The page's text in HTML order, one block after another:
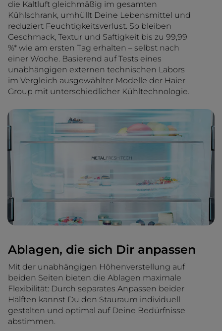
die Kaltluft gleichmäßig im gesamten
Kühlschrank, umhüllt Deine Lebensmittel und
reduziert Feuchtigkeitsverlust. So bleiben
Geschmack, Textur und Saftigkeit bis zu 99,99
%* wie am ersten Tag erhalten – selbst nach
einer Woche. Basierend auf Tests eines
unabhängigen externen technischen Labors
im Vergleich ausgewählter Modelle der Haier
Group mit unterschiedlicher Kühltechnologie.
Ablagen, die sich Dir anpassen
Mit der unabhängigen Höhenverstellung auf
beiden Seiten bieten die Ablagen maximale
Flexibilität: Durch separates Anpassen beider
Hälften kannst Du den Stauraum individuell
gestalten und optimal auf Deine Bedürfnisse
abstimmen.